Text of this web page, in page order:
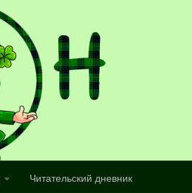
Читательский дневник